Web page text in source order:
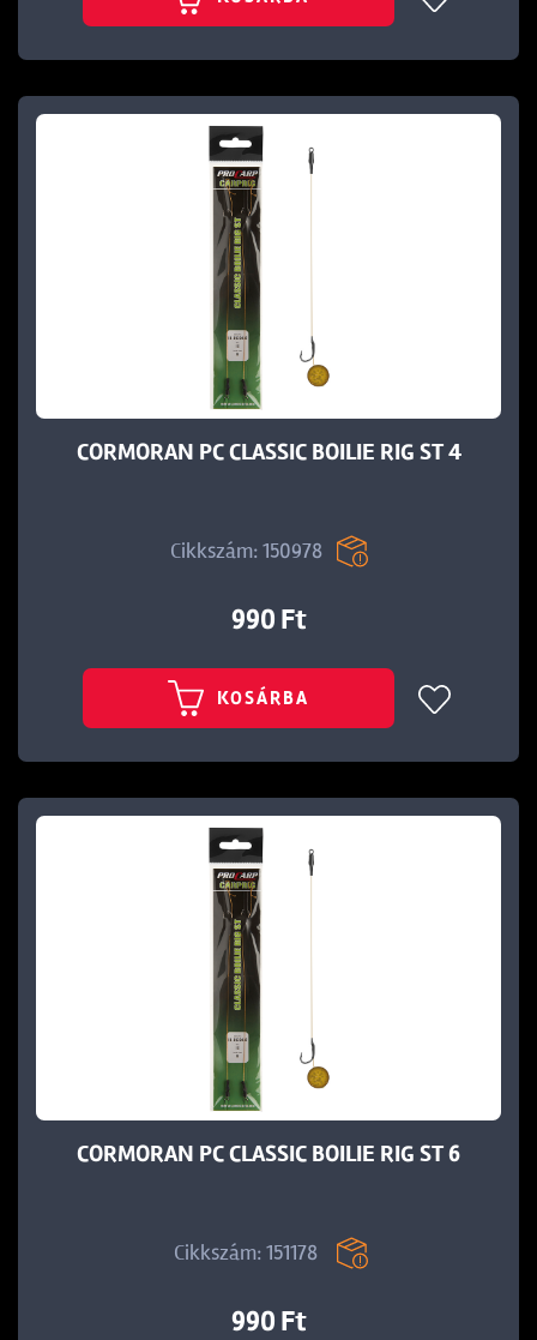
CORMORAN PC CLASSIC BOILIE RIG ST 4
Cikkszám: 150978
990 Ft
KOSÁRBA
CORMORAN PC CLASSIC BOILIE RIG ST 6
Cikkszám: 151178
990 Ft